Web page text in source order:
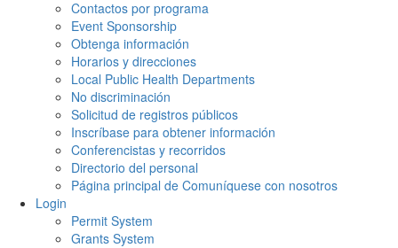
Contactos por programa
Event Sponsorship
Obtenga información
Horarios y direcciones
Local Public Health Departments
No discriminación
Solicitud de registros públicos
Inscríbase para obtener información
Conferencistas y recorridos
Directorio del personal
Página principal de Comuníquese con nosotros
Login
Permit System
Grants System